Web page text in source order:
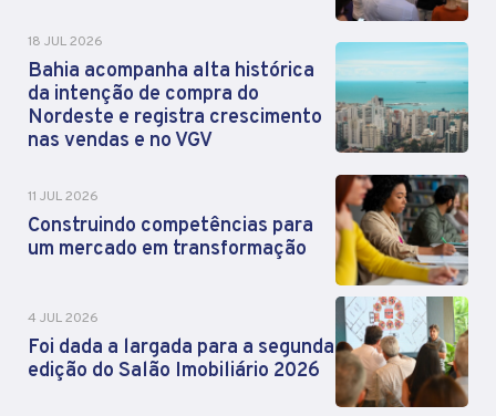
18 JUL 2026
Bahia acompanha alta histórica
da intenção de compra do
Nordeste e registra crescimento
nas vendas e no VGV
11 JUL 2026
Construindo competências para
um mercado em transformação
4 JUL 2026
Foi dada a largada para a segunda
edição do Salão Imobiliário 2026